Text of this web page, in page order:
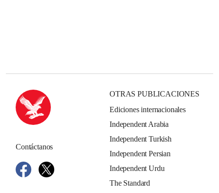
Contáctanos
OTRAS PUBLICACIONES
Ediciones internacionales
Independent Arabia
Independent Turkish
Independent Persian
Independent Urdu
The Standard